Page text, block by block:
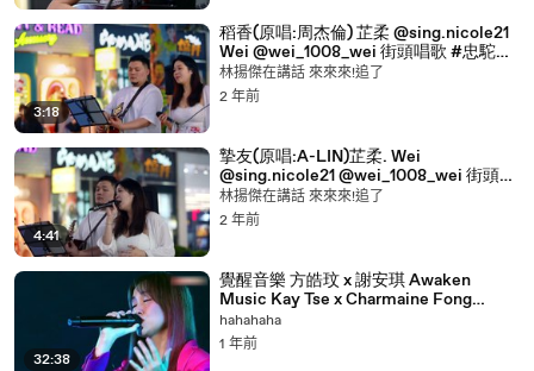
3:18
稻香(原唱:周杰倫) 芷柔 @sing.nicole21
Wei @wei_1008_wei 街頭唱歌 #忠駝論
壇 #fyp
林揚傑在講話 來來來!追了
2 年前
4:41
摯友(原唱:A-LIN)芷柔. Wei
@sing.nicole21 @wei_1008_wei 街頭唱
歌 #忠駝論壇 #fyp
林揚傑在講話 來來來!追了
2 年前
32:38
覺醒音樂 方皓玟 x 謝安琪 Awaken
Music Kay Tse x Charmaine Fong
14_8_2022 精華（謝安琪部分）
hahahaha
1 年前